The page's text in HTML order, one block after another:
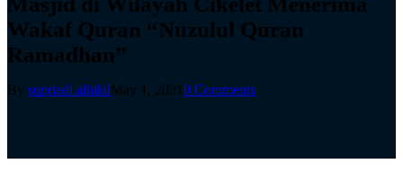
Wakaf Quran “Nuzulul Quran
Ramadhan”
By supriadi alhilalMay 1, 20210 Comments